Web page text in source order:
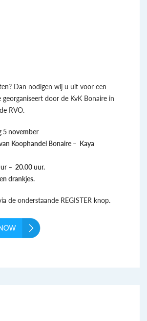
Dan nodigen wij u uit voor een
georganiseert door de KvK Bonaire in
RVO.
5 november
Koophandel Bonaire – Kaya
– 20.00 uur.
drankjes.
de onderstaande REGISTER knop.